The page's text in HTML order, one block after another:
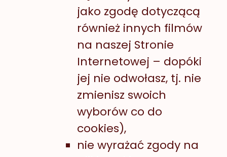
jako zgodę dotyczącą
również innych filmów
na naszej Stronie
Internetowej – dopóki
jej nie odwołasz, tj. nie
zmienisz swoich
wyborów co do
cookies),
nie wyrażać zgody na